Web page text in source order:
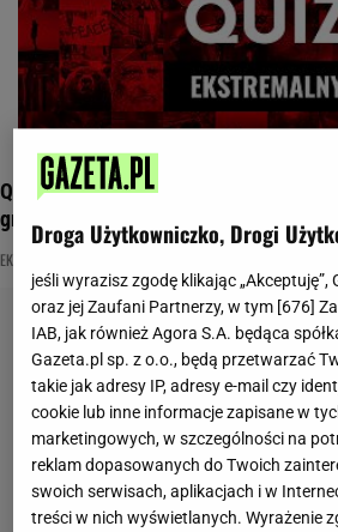
Quiz ekstremalny oddzieli leserów od
grupy należysz?
EKSTREMALNY
Droga Użytkowniczko, Drogi
jeśli wyrazisz zgodę klikając „Akceptuję”,
oraz jej Zaufani Partnerzy, w tym [ 676 ]
IAB, jak również Agora S.A. będąca
Gazeta.pl sp. z o.o., będą przetwarzać
takie jak adresy IP, adresy e-mail czy
cookie lub inne informacje zapisane w
marketingowych, w szczególności na
reklam dopasowanych do Twoich
swoich serwisach, aplikacjach i w
treści w nich wyświetlanych. Wyrażenie